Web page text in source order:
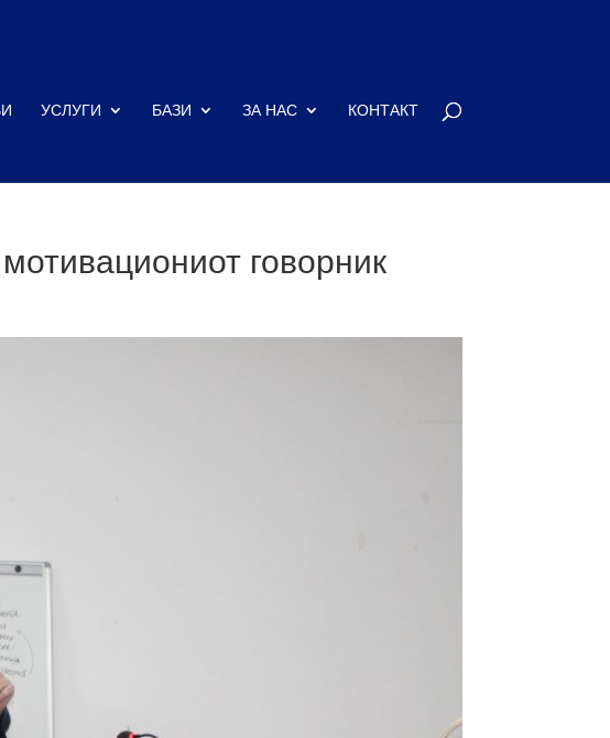
УСЛУГИ БАЗИ ЗА НАС КОНТАКТ
говорник